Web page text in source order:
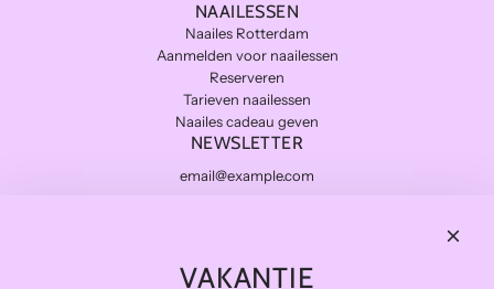
NAAILESSEN
Naailes Rotterdam
Aanmelden voor naailessen
Reserveren
Tarieven naailessen
Naailes cadeau geven
NEWSLETTER
Kwaliteitsstoffen die lang meegaan en zo duurzaam mogelijk.
VAKANTIE